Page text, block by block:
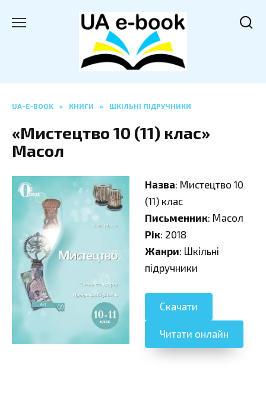
UA-E-BOOK » КНИГИ » ШКІЛЬНІ ПІДРУЧНИКИ
«Мистецтво 10 (11) клас»
Масол
Назва: Мистецтво 10
(11) клас
Письменник: Масол
Рік: 2018
Жанри: Шкільні
підручники
Скачати
Читати онлайн